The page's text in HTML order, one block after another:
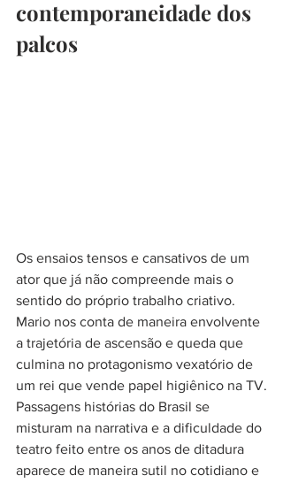
contemporaneidade dos
palcos
Os ensaios tensos e cansativos de um
ator que já não compreende mais o
sentido do próprio trabalho criativo.
Mario nos conta de maneira envolvente
a trajetória de ascensão e queda que
culmina no protagonismo vexatório de
um rei que vende papel higiênico na TV.
Passagens histórias do Brasil se
misturam na narrativa e a dificuldade do
teatro feito entre os anos de ditadura
aparece de maneira sutil no cotidiano e